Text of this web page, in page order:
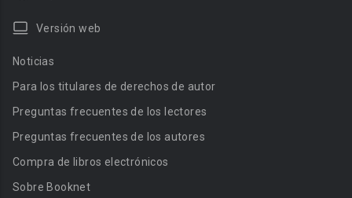
Versión web
Noticias
Para los titulares de derechos de autor
Preguntas frecuentes de los lectores
Preguntas frecuentes de los autores
Compra de libros electrónicos
Sobre Booknet